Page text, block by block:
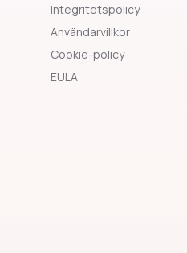
Integritetspolicy
Användarvillkor
Cookie-policy
EULA